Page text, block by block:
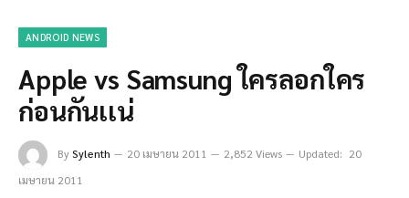
ANDROID NEWS
Apple vs Samsung ใครลอกใคร
ก่อนกันเเน่
BySylenth 20 เมษายน 2011 2,852 Views Updated: 20
เมษายน 2011